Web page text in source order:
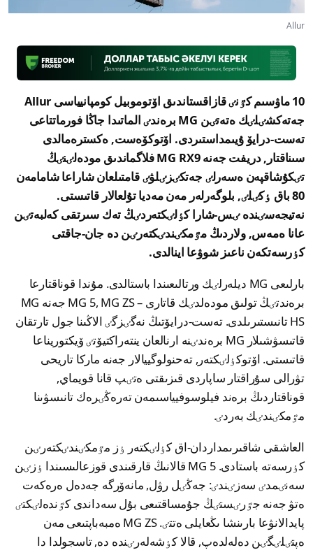
Allur
10 ماۋسىم كٷنٸ قازاقستاندىق اۆتوموبيل كومپانيياسى Allur
جەتەكشٸلٸك ەتەتٸن MG برەندٸ الماتىدا جاڭا فورماتتاعى
تەست-درايۆ ۇيىمداستىردى. اۆتوكۆەست, ەكسترەمالدى
سىناقتار, دريفت جەنە MG RX9 فلاگماندىق مودەلٸنٸڭ
تٸكۇشاقپەن ەسەرلٸ جەتكٸزٸلۋٸ قامتىلعان شاراعا شامامەن
80 باق ٶكٸلٸ, بلوگەرلەر مەن مەديا تۇلعالار قاتىستى.
نەتيجەسٸندە ٸس-شارا كٶلٸكتەردٸڭ تەك سىرتقى كەلبەتٸن
عانا ەمەس, ولاردىڭ مٷمكٸندٸكتەرٸن دە جان-جاقتى
كٶرسەتكەن ناعىز شوۋعا اينالدى.
بارلىعى MG ديلەرلٸك ورتالىعىندا باستالدى. مۇندا قوناقتارعا
برەندتٸڭ تولىق مودەلدٸك قاتارى – MG 5, MG ZS جەنە MG
HS تانىستىرىلدى. تەست-درايۆتىڭ نەگٸزگٸ الاڭىنا جول تارتقان
قاتىسۋشىلار MG برەندٸنە ارنالعان ينتەراكتيۆتٸ ۆيكتوريناعا
قاتىستى. اۆتوكٶلٸكتەر, تەحنولوگييالار جەنە ماركا تاريحى
تۋرالى سۇراقتار ساپاردى قىزىقتى ەتٸپ قانا قويماي,
قوناقتاردىڭ برەند فيلوسوفيياسىمەن تەرەڭٸرەك تانىسۋىنا
مٷمكٸندٸك بەردٸ.
العاشقى شاقىرىمداردان-اق كٶلٸكتەر ٶز مٷمكٸندٸكتەرٸن
كٶرسەتە باستادى. MG 5 قالانىڭ قارقىندى قوزعالىسىندا ٶزٸن
سەنٸمدٸ سەزٸندٸ: جەڭٸل رۋل, مانەۆرگە جەدەل ەرەكەت
ەتۋ جەنە جٷرٸستٸڭ جۇمساقتىعى بۇل سەداندى كٷندەلٸكتٸ
پايدالانۋعا بارىنشا ىڭعايلى ەتتٸ. MG ZS ەمبەباپتىعى مەن
ەپتٸلٸگٸن دەلەلدەپ, قالا كٶشەلەرٸندە دە, تاسجولدا دا